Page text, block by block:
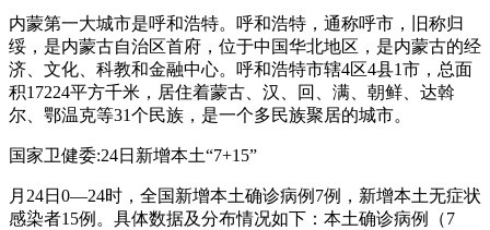
内蒙第一大城市是呼和浩特。呼和浩特，通称呼市，旧称归
绥，是内蒙古自治区首府，位于中国华北地区，是内蒙古的经
济、文化、科教和金融中心。呼和浩特市辖4区4县1市，总面
积17224平方千米，居住着蒙古、汉、回、满、朝鲜、达斡
尔、鄂温克等31个民族，是一个多民族聚居的城市。
国家卫健委:24日新增本土“7+15”
月24日0—24时，全国新增本土确诊病例7例，新增本土无症状
感染者15例。具体数据及分布情况如下：本土确诊病例（7